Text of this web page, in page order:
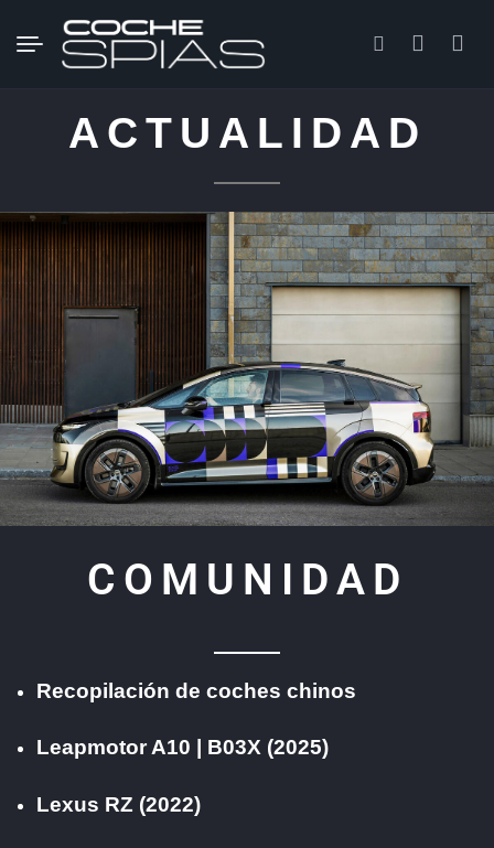
Buscar:
ACTUALIDAD
Cuando quieras lo presentas AUDI
COMUNIDAD
Recopilación de coches chinos
Leapmotor A10 | B03X (2025)
Lexus RZ (2022)